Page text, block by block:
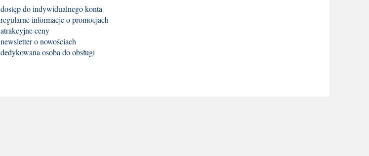
dostęp do indywidualnego konta
regularne informacje o promocjach
atrakcyjne ceny
newsletter o nowościach
dedykowana osoba do obsługi